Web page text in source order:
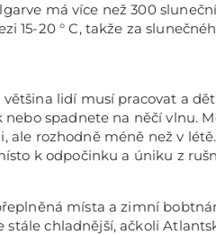
má více než 300
20 ° C, takže za
lidí musí pracovat a
spadnete na něčí vlnu.
ale rozhodně méně než v létě.
k odpočinku a úniku z
místa a zimní
chladnější, ačkoli